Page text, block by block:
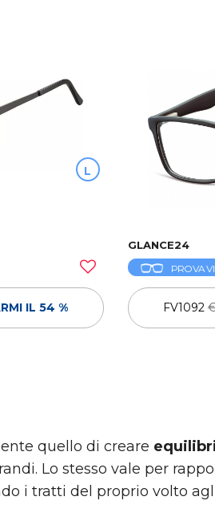
L
IL 54 %
GLANCE24
PROVA
FV1092
quello di creare
Lo stesso vale per
i tratti del proprio volto